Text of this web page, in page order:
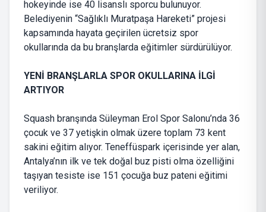
hokeyinde ise 40 lisanslı sporcu bulunuyor.
Belediyenin “Sağlıklı Muratpaşa Hareketi” projesi
kapsamında hayata geçirilen ücretsiz spor
okullarında da bu branşlarda eğitimler sürdürülüyor.
YENİ BRANŞLARLA SPOR OKULLARINA İLGİ
ARTIYOR
Squash branşında Süleyman Erol Spor Salonu’nda 36
çocuk ve 37 yetişkin olmak üzere toplam 73 kent
sakini eğitim alıyor. Teneffüspark içerisinde yer alan,
Antalya’nın ilk ve tek doğal buz pisti olma özelliğini
taşıyan tesiste ise 151 çocuğa buz pateni eğitimi
veriliyor.